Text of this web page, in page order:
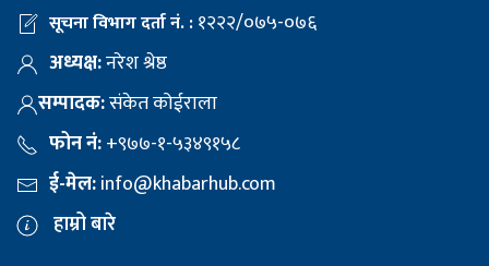
सूचना विभाग दर्ता नं. :१२२२/०७५-०७६
अध्यक्ष:नरेश श्रेष्ठ
सम्पादक:संकेत कोईराला
फोन नं:+९७७-१-५३४९१५८
ई-मेल:info@khabarhub.com
हाम्रो बारे